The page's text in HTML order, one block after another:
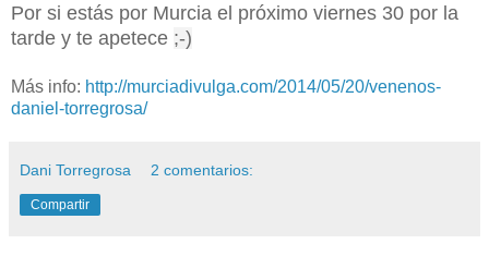
Por si estás por Murcia el próximo viernes 30 por la
tarde y te apetece ;-)
Más info: http://murciadivulga.com/2014/05/20/venenos-
daniel-torregrosa/
Dani Torregrosa 2 comentarios:
Compartir